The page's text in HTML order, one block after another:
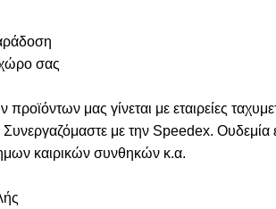
σας
μας γίνεται με εταιρείες
με την Speedex.
καιρικών συνθηκών κ.α.